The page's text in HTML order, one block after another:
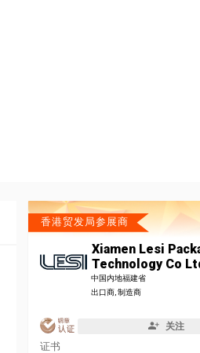
香港贸发局参展商
Xiamen Lesi
Technology Co
中国内地福建省
出口商, 制造商
关注
证书